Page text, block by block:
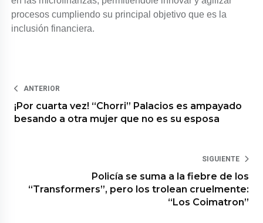
procesos cumpliendo su principal objetivo que es la
inclusión financiera.
ANTERIOR
¡Por cuarta vez! “Chorri” Palacios es ampayado
besando a otra mujer que no es su esposa
SIGUIENTE
Policía se suma a la fiebre de los
“Transformers”, pero los trolean cruelmente:
“Los Coimatron”